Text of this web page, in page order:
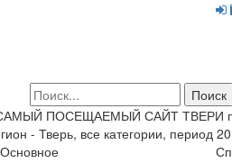
ПОСЕЩАЕМЫЙ САЙТ ТВЕРИ
- Тверь, все категории, период
Основное